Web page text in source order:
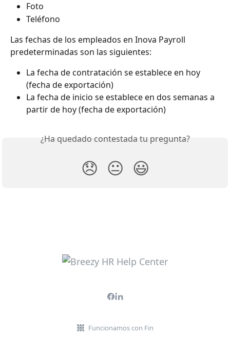
Foto
Teléfono
Las fechas de los empleados en Inova Payroll
predeterminadas son las siguientes:
La fecha de contratación se establece en hoy
(fecha de exportación)
La fecha de inicio se establece en dos semanas a
partir de hoy (fecha de exportación)
¿Ha quedado contestada tu pregunta?
😞 😐 😃
Funcionamos con Fin